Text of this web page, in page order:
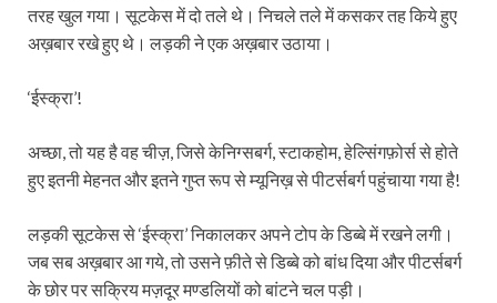
तरह खुल गया। सूटकेस में दो तले थे। निचले तले में कसकर तह किये हुए
अख़बार रखे हुए थे। लड़की ने एक अख़बार उठाया।
‘ईस्क्रा’!
अच्छा, तो यह है वह चीज़, जिसे केनिग्सबर्ग, स्टाकहोम, हेल्सिंगफ़ोर्स से होते
हुए इतनी मेहनत और इतने गुप्त रूप से म्यूनिख़ से पीटर्सबर्ग पहुंचाया गया है!
लड़की सूटकेस से ‘ईस्क्रा’ निकालकर अपने टोप के डिब्बे में रखने लगी।
जब सब अख़बार आ गये, तो उसने फ़ीते से डिब्बे को बांध दिया और पीटर्सबर्ग
के छोर पर सक्रिय मज़दूर मण्डलियों को बांटने चल पड़ी।